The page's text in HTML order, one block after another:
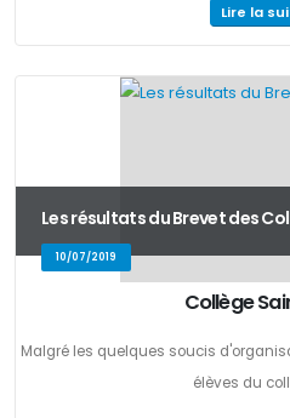
Lire la
Les résultats du Brevet des
10/07/2019
Collège
Malgré les quelques soucis
élèves du